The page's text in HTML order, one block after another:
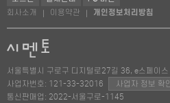
회사소개
이용약관 개인정보처리방침
서울특별시 구로구 디지털로27길 36, e스페이
사업자번호: 121-33-32016
사업자 정보 확
통신판매업: 2022-서울구로-1145